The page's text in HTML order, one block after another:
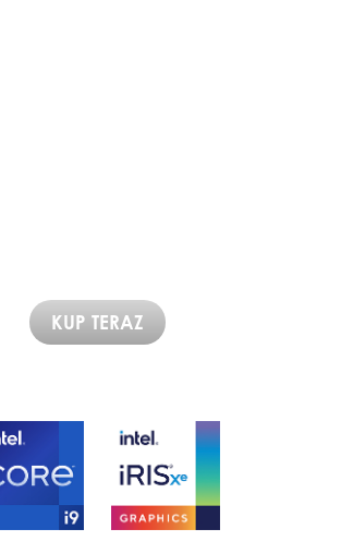
KUP TERAZ